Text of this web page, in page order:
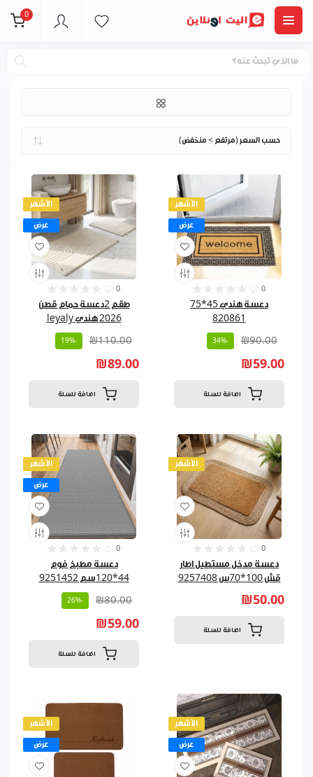
0
دعسات
الأشهر
عرض
0
طقم 2دعسة حمام قطن
2026 هندي leyaly
₪110.00
-19%
₪89.00
اضافة للسلة
الأشهر
عرض
0
دعسة هندي 45*75
820861
₪90.00
-34%
₪59.00
اضافة للسلة
الأشهر
عرض
0
دعسة مطبخ فوم
44*120سم 9251452
₪80.00
-26%
₪59.00
اضافة للسلة
الأشهر
0
دعسة مدخل مستطيل اطار
قش 100*70س 9257408
₪50.00
اضافة للسلة
الأشهر
عرض
الأشهر
عرض